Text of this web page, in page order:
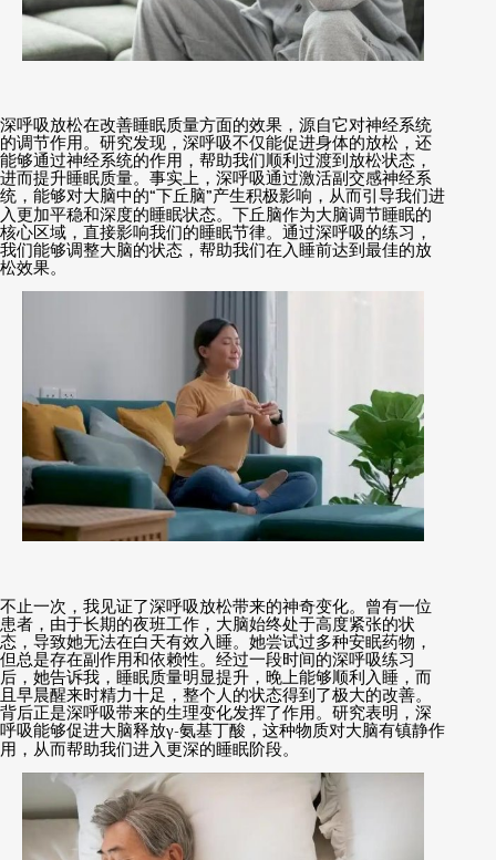
深呼吸放松在改善睡眠质量方面的效果，源自它对神经系统
的调节作用。研究发现，深呼吸不仅能促进身体的放松，还
能够通过神经系统的作用，帮助我们顺利过渡到放松状态，
进而提升睡眠质量。事实上，深呼吸通过激活副交感神经系
统，能够对大脑中的“下丘脑”产生积极影响，从而引导我们进
入更加平稳和深度的睡眠状态。下丘脑作为大脑调节睡眠的
核心区域，直接影响我们的睡眠节律。通过深呼吸的练习，
我们能够调整大脑的状态，帮助我们在入睡前达到最佳的放
松效果。
不止一次，我见证了深呼吸放松带来的神奇变化。曾有一位
患者，由于长期的夜班工作，大脑始终处于高度紧张的状
态，导致她无法在白天有效入睡。她尝试过多种安眠药物，
但总是存在副作用和依赖性。经过一段时间的深呼吸练习
后，她告诉我，睡眠质量明显提升，晚上能够顺利入睡，而
且早晨醒来时精力十足，整个人的状态得到了极大的改善。
背后正是深呼吸带来的生理变化发挥了作用。研究表明，深
呼吸能够促进大脑释放γ-氨基丁酸，这种物质对大脑有镇静作
用，从而帮助我们进入更深的睡眠阶段。